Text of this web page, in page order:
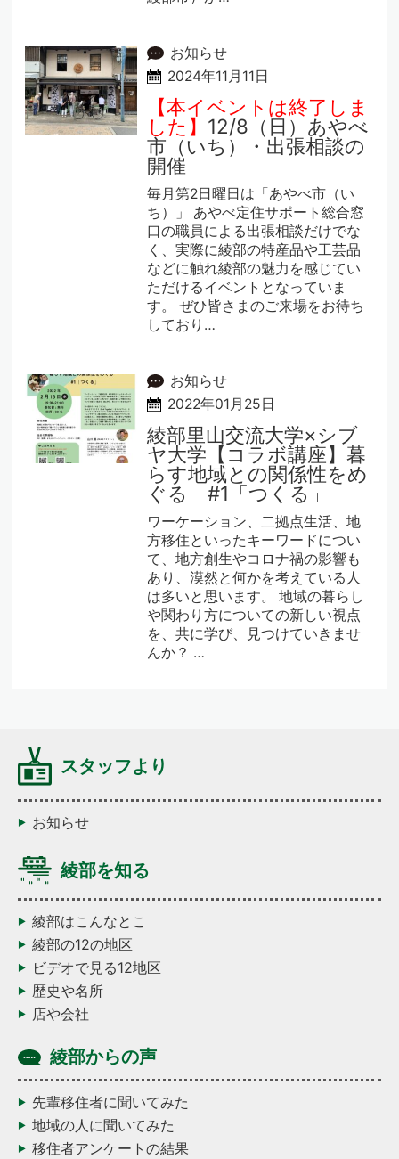
お知らせ
2024年11月11日
【本イベントは終了しま
した】 12/8（日）あやべ
市（いち）・出張相談の
開催
毎月第2日曜日は「あやべ市（い
ち）」 あやべ定住サポート総合窓
口の職員による出張相談だけでな
く、実際に綾部の特産品や工芸品
などに触れ綾部の魅力を感じてい
ただけるイベントとなっていま
す。 ぜひ皆さまのご来場をお待ち
しており…
お知らせ
2022年01月25日
綾部里山交流大学×シブ
ヤ大学【コラボ講座】暮
らす地域との関係性をめ
ぐる #1「つくる」
ワーケーション、二拠点生活、地
方移住といったキーワードについ
て、地方創生やコロナ禍の影響も
あり、漠然と何かを考えている人
は多いと思います。 地域の暮らし
や関わり方についての新しい視点
を、共に学び、見つけていきませ
んか？ …
スタッフより
お知らせ
綾部を知る
綾部はこんなとこ
綾部の12の地区
ビデオで見る12地区
歴史や名所
店や会社
綾部からの声
先輩移住者に聞いてみた
地域の人に聞いてみた
移住者アンケートの結果